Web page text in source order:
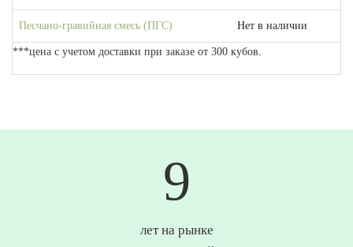
Песчано-гравийная смесь (ПГС) Нет в наличии
***цена с учетом доставки при заказе от 300 кубов.
10
лет на рынке